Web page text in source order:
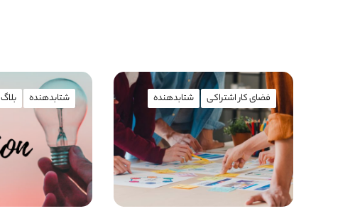
فضای کار اشتراکی شتابدهنده شتابدهنده بلاگ